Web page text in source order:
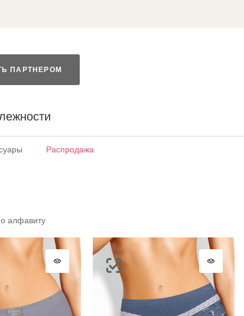
ПАРТНЕРОМ
Распродажа
алфавиту